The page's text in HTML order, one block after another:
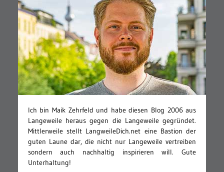
Ich bin Maik Zehrfeld und habe diesen Blog 2006 aus
Langeweile heraus gegen die Langeweile gegründet.
Mittlerweile stellt LangweileDich.net eine Bastion der
guten Laune dar, die nicht nur Langeweile vertreiben
sondern auch nachhaltig inspirieren will. Gute
Unterhaltung!